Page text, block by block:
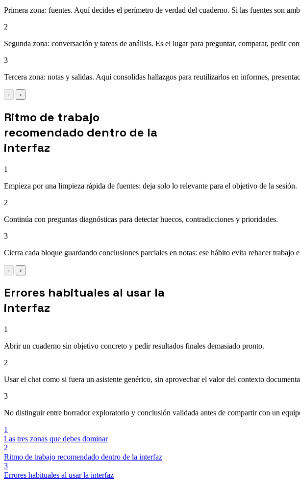
Primera zona: fuentes. Aquí decides el perímetro de verdad del cuaderno. Si las fuentes son
2
Segunda zona: conversación y tareas de análisis. Es el lugar para preguntar, comparar, pedir
3
Tercera zona: notas y salidas. Aquí consolidas hallazgos para reutilizarlos en informes,
‹ ›
Ritmo de trabajo
recomendado dentro de la
interfaz
1
Empieza por una limpieza rápida de fuentes: deja solo lo relevante para el objetivo de la sesión.
2
Continúa con preguntas diagnósticas para detectar huecos, contradicciones y prioridades.
3
Cierra cada bloque guardando conclusiones parciales en notas: ese hábito evita rehacer trabajo
‹ ›
Errores habituales al usar la
interfaz
1
Abrir un cuaderno sin objetivo concreto y pedir resultados finales demasiado pronto.
2
Usar el chat como si fuera un asistente genérico, sin aprovechar el valor del contexto
3
No distinguir entre borrador exploratorio y conclusión validada antes de compartir con un
1
Las tres zonas que debes dominar
2
Ritmo de trabajo recomendado dentro de la interfaz
3
Errores habituales al usar la interfaz